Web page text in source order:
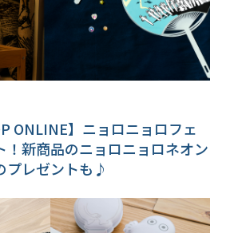
ONLINE】ニョロニョロフェ
！新商品のニョロニョロネオン
プレゼントも♪